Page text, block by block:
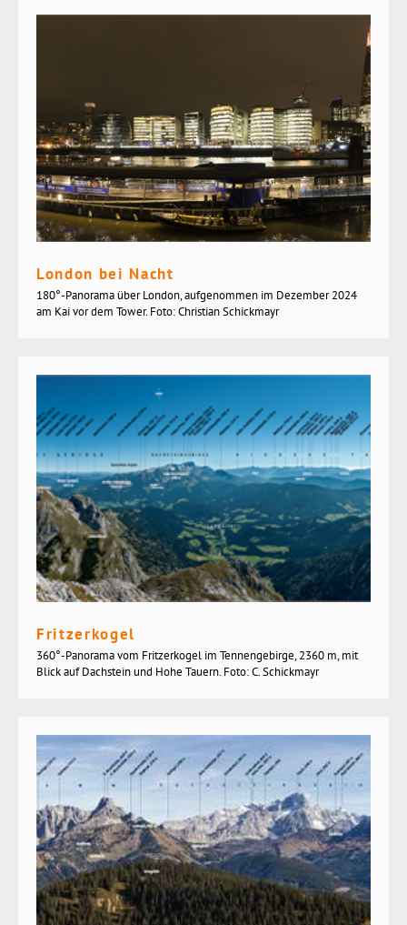
London bei Nacht
180°-Panorama über London, aufgenommen im Dezember 2024
am Kai vor dem Tower. Foto: Christian Schickmayr
Fritzerkogel
360°-Panorama vom Fritzerkogel im Tennengebirge, 2360 m, mit
Blick auf Dachstein und Hohe Tauern. Foto: C. Schickmayr